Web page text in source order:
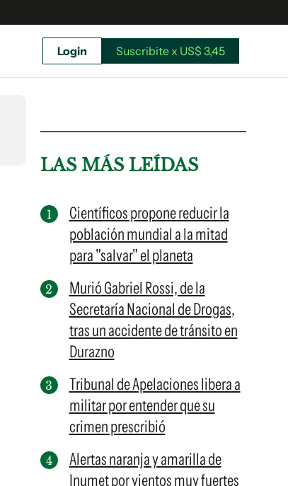
Suscribite x US$ 3,45
Login Suscribite x US$ 3,45
LAS MÁS LEÍDAS
Científicos propone reducir la
población mundial a la mitad
para "salvar" el planeta
Murió Gabriel Rossi, de la
Secretaría Nacional de Drogas,
tras un accidente de tránsito en
Durazno
Tribunal de Apelaciones libera a
militar por entender que su
crimen prescribió
Alertas naranja y amarilla de
Inumet por vientos muy fuertes